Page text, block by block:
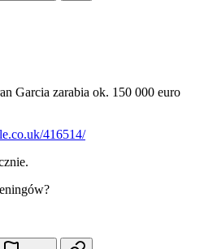
Garcia zarabia ok. 150 000 euro
416514/